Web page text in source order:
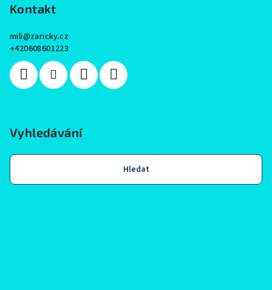
Kontakt
mili@zaricky.cz
+420608601223
Vyhledávání
Hledat